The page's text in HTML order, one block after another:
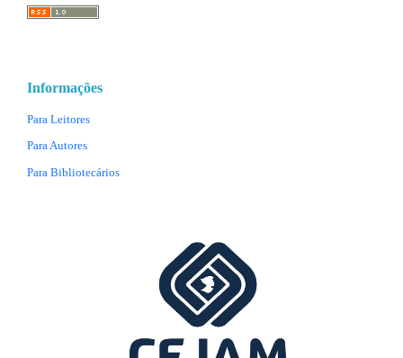
Informações
Para Leitores
Para Autores
Para Bibliotecários